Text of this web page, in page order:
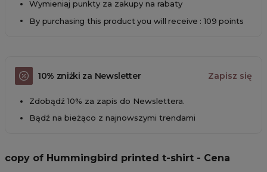
Wymieniaj punkty za zakupy na rabaty
By purchasing this product you will receive : 109 points
10% zniżki za Newsletter Zapisz się
Zdobądź 10% za zapis do Newslettera.
Bądź na bieżąco z najnowszymi trendami
copy of Hummingbird printed t-shirt - Cena